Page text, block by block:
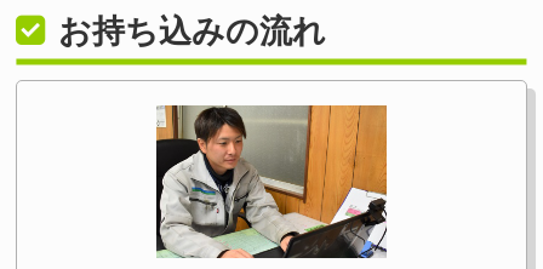
お持ち込みの流れ